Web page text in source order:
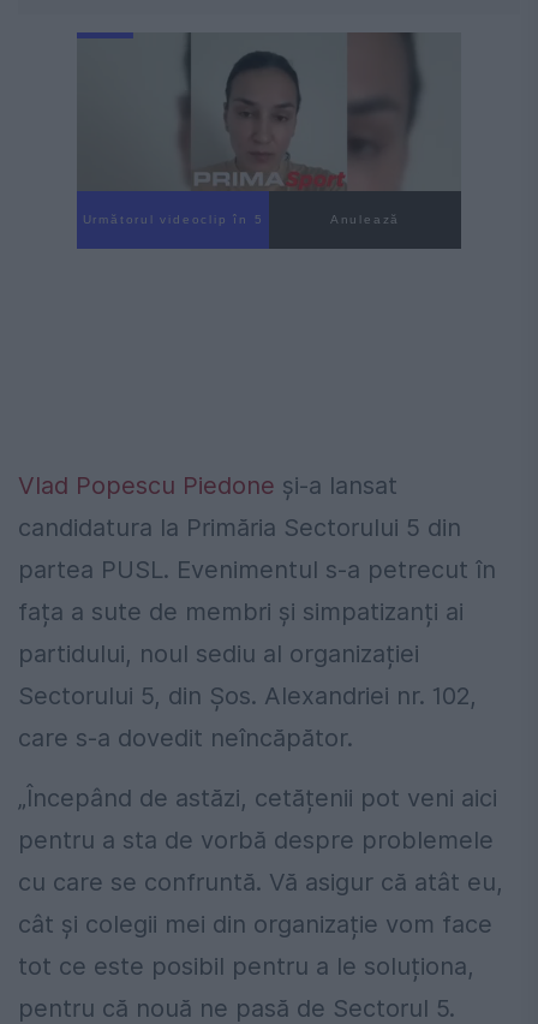
Următorul videoclip în 4 Anulează
Vlad Popescu Piedone și-a lansat
candidatura la Primăria Sectorului 5 din
partea PUSL. Evenimentul s-a petrecut în
fața a sute de membri și simpatizanți ai
partidului, noul sediu al organizației
Sectorului 5, din Șos. Alexandriei nr. 102,
care s-a dovedit neîncăpător.
„Începând de astăzi, cetățenii pot veni aici
pentru a sta de vorbă despre problemele
cu care se confruntă. Vă asigur că atât eu,
cât și colegii mei din organizație vom face
tot ce este posibil pentru a le soluționa,
pentru că nouă ne pasă de Sectorul 5.